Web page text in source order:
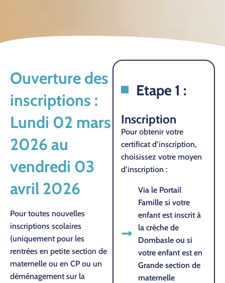
Ouverture des
inscriptions :
Lundi 02 mars
2026 au
vendredi 03
avril 2026
Pour toutes nouvelles
inscriptions scolaires
(uniquement pour les
rentrées en petite section de
maternelle ou en CP ou un
déménagement sur la
Etape 1 :
Inscription
Pour obtenir votre
certificat d’inscription,
choisissez votre moyen
d’inscription :
Via le Portail
Famille si votre
enfant est inscrit à
la crèche de
Dombasle ou si
votre enfant est en
Grande section de
maternelle